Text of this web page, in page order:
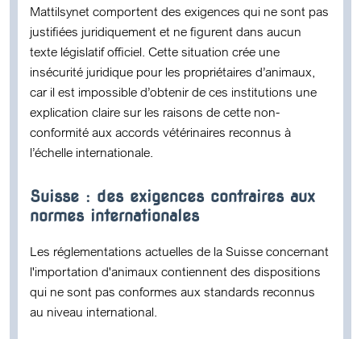
Mattilsynet comportent des exigences qui ne sont pas
justifiées juridiquement et ne figurent dans aucun
texte législatif officiel. Cette situation crée une
insécurité juridique pour les propriétaires d’animaux,
car il est impossible d’obtenir de ces institutions une
explication claire sur les raisons de cette non-
conformité aux accords vétérinaires reconnus à
l’échelle internationale.
Suisse : des exigences contraires aux
normes internationales
Les réglementations actuelles de la Suisse concernant
l'importation d'animaux contiennent des dispositions
qui ne sont pas conformes aux standards reconnus
au niveau international.